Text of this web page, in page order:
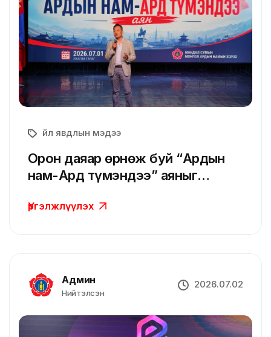
Үйл явдлын мэдээ
Орон даяар өрнөж буй “Ардын
нам-Ард түмэндээ” аяныг
байгууллаа
Үргэлжлүүлэх
Админ
Нийтэлсэн
2026.07.02